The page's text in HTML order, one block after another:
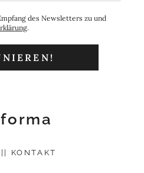
des Newsletters zu und
.
KONTAKT